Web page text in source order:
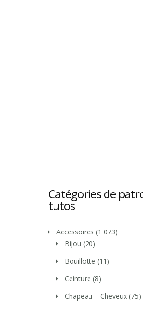
Catégories de
tutos
Accessoires (1 073)
Bijou (20)
Bouillotte (11)
Ceinture (8)
Chapeau – Cheveux (75)